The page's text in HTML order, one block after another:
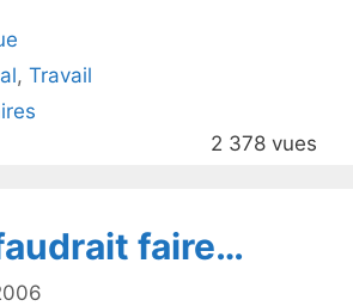
,Travail
2 378 vues
faire…